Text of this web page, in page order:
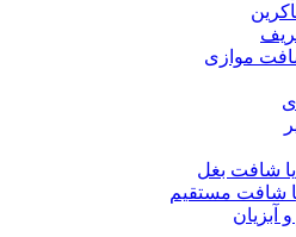
موازی
شافت بغل
شافت مستقیم
آبزیان